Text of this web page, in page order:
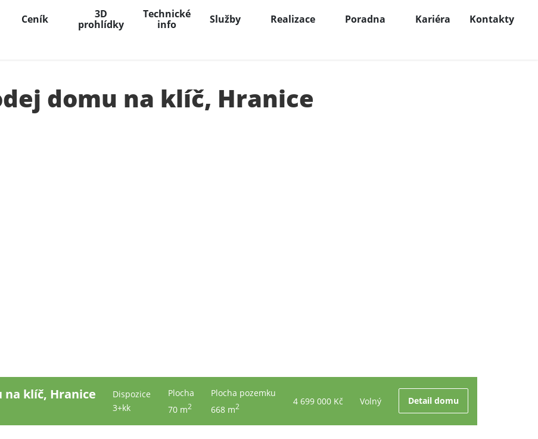
Ceník
3D
prohlídky
Technické
info
Služby Realizace Poradna Kariéra Kontakty
domu na klíč, Hranice
na klíč, Hranice
Dispozice
3+kk
Plocha
70 m2
Plocha pozemku
668 m2 4 699 000 Kč Volný Detail domu